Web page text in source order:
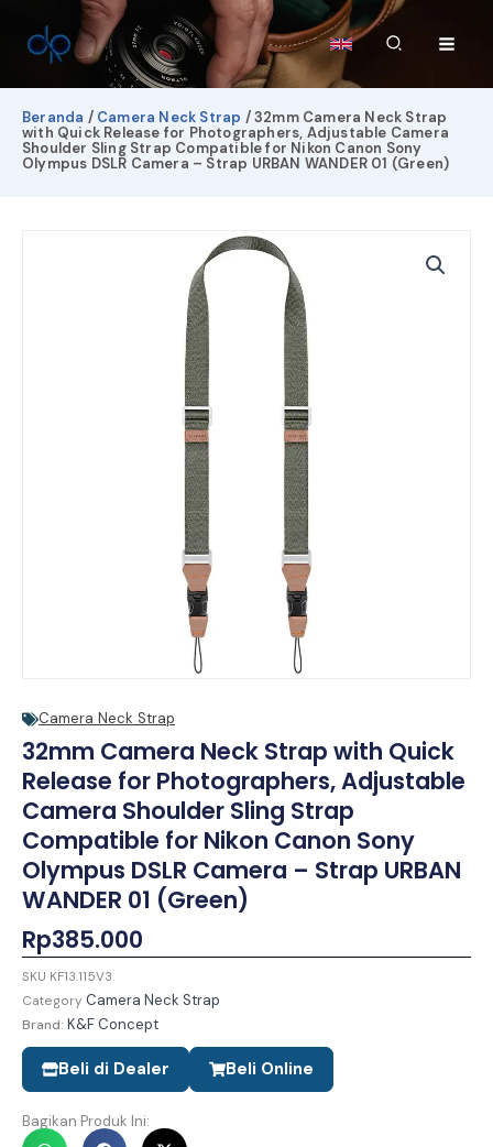
konten
Cari
Beranda / Camera Neck Strap / 32mm Camera Neck Strap
with Quick Release for Photographers, Adjustable Camera
Shoulder Sling Strap Compatible for Nikon Canon Sony
Olympus DSLR Camera – Strap URBAN WANDER 01 (Green)
Camera Neck Strap
32mm Camera Neck Strap with Quick
Release for Photographers, Adjustable
Camera Shoulder Sling Strap
Compatible for Nikon Canon Sony
Olympus DSLR Camera – Strap URBAN
WANDER 01 (Green)
Rp385.000
SKU KF13.115V3
Category Camera Neck Strap
Brand: K&F Concept
Beli di Dealer Beli Online
Bagikan Produk Ini: